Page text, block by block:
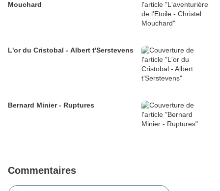
Mouchard
L'or du Cristobal - Albert t'Serstevens
Bernard Minier - Ruptures
Commentaires